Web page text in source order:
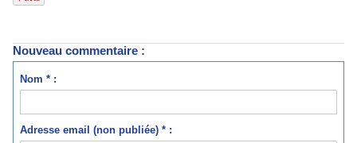
Nouveau commentaire :
Nom * :
Adresse email (non publiée) * :